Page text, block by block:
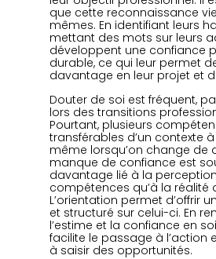
que cette reconnaissance
mêmes. En identifiant leurs
mettant des mots sur leurs
développent une confiance
durable, ce qui leur permet
davantage en leur projet et
Douter de soi est fréquent,
lors des transitions
Pourtant, plusieurs
transférables d’un contexte
même lorsqu’on change de
manque de confiance est
davantage lié à la
compétences qu’à la réalité
L’orientation permet d’offrir
et structuré sur celui-ci. En
l’estime et la confiance en
facilite le passage à l’action
à saisir des opportunités.